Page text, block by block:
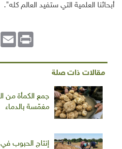
أبحاثنا العلمية التي ستفيد العالم كله".
Print
مقالات ذات صلة
جمع الكمأة من
مغمّسة بالدماء
إنتاج الحبوب